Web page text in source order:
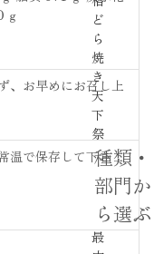
ど
ら
焼
き
天
下
祭
種類・
部門か
ら選ぶ
最
ｇ
、お早めにお召し上
温で保存して下さ